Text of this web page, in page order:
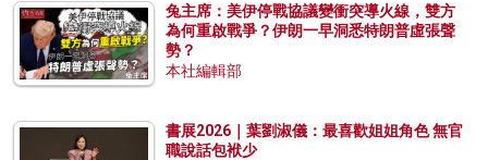
兔主席：美伊停戰協議變衝突導火線，雙方
為何重啟戰爭？伊朗一早洞悉特朗普虛張聲
勢？
本社編輯部
書展2026｜葉劉淑儀：最喜歡姐姐角色 無官
職說話包袱少